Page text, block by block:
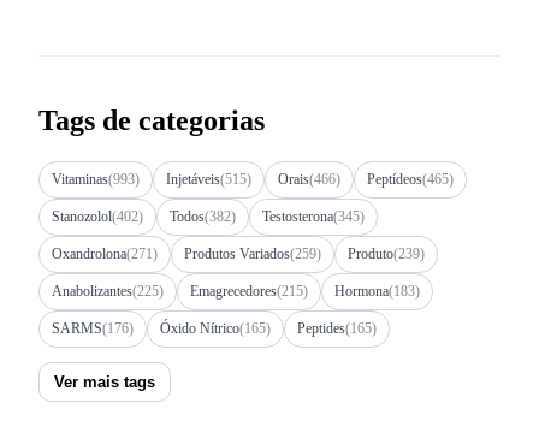
Tags de categorias
Vitaminas(993) Injetáveis(515) Orais(466) Peptídeos(465)
Stanozolol(402) Todos(382) Testosterona(345)
Oxandrolona(271) Produtos Variados(259) Produto(239)
Anabolizantes(225) Emagrecedores(215) Hormona(183)
SARMS(176) Óxido Nítrico(165) Peptides(165)
Ver mais tags